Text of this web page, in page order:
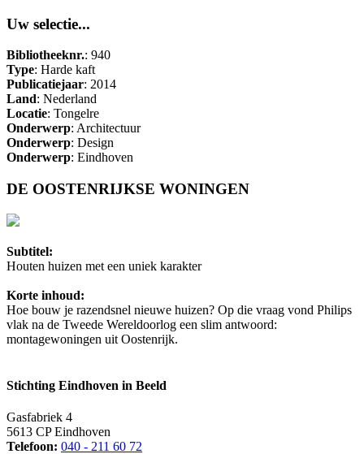
Uw selectie...
Bibliotheeknr.: 940
Type: Harde kaft
Publicatiejaar: 2014
Land: Nederland
Locatie: Tongelre
Onderwerp: Architectuur
Onderwerp: Design
Onderwerp: Eindhoven
DE OOSTENRIJKSE WONINGEN
Subtitel:
Houten huizen met een uniek karakter
Korte inhoud:
Hoe bouw je razendsnel nieuwe huizen? Op die vraag vond Philips
vlak na de Tweede Wereldoorlog een slim antwoord:
montagewoningen uit Oostenrijk.
Stichting Eindhoven in Beeld
Gasfabriek 4
5613 CP Eindhoven
Telefoon: 040 - 211 60 72